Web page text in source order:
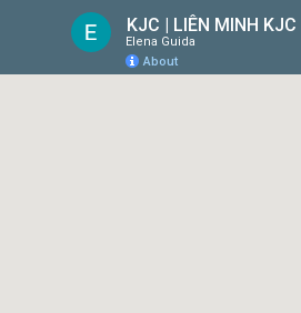
Elena Guida
About